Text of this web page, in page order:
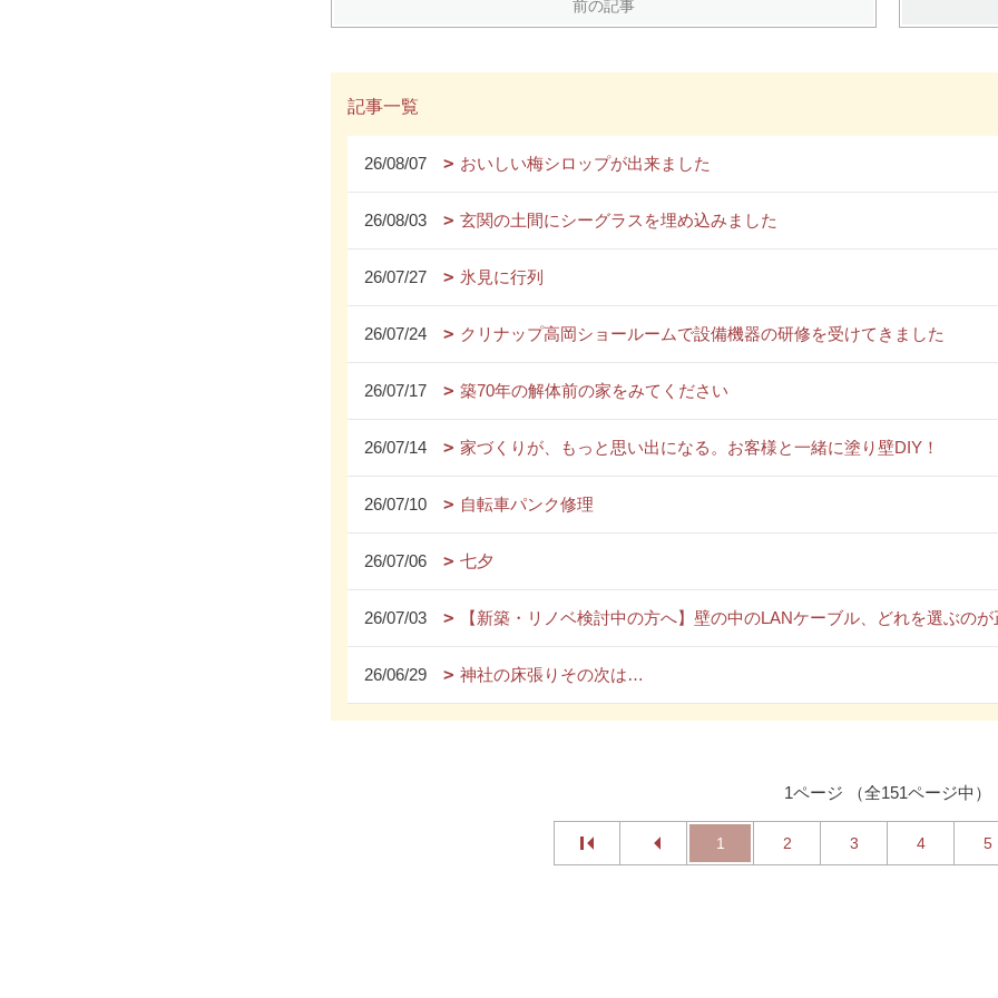
前の記事
記事一覧
26/08/07 おいしい梅シロップが出来ました
26/08/03 玄関の土間にシーグラスを埋め込みました
26/07/27 氷見に行列
26/07/24 クリナップ高岡ショールームで設備機器の研修を受けてきました
26/07/17 築70年の解体前の家をみてください
26/07/14 家づくりが、もっと思い出になる。お客様と一緒に塗り壁DIY！
26/07/10 自転車パンク修理
26/07/06 七夕
26/07/03 【新築・リノベ検討中の方へ】壁の中のLANケーブル、どれを選ぶの
26/06/29 神社の床張りその次は…
1ページ （全151ページ中）
1 2 3 4 5